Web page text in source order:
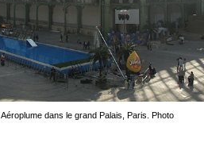
dans le grand Palais, Paris. Photo